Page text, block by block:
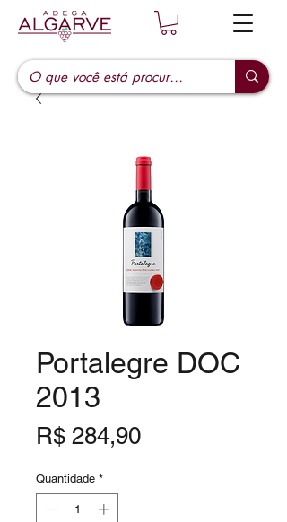
Portalegre DOC
2013
R$ 284,90Preço
Quantidade *